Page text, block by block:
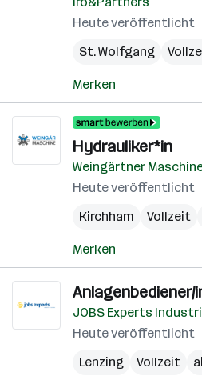
Heute veröffentlicht
St. Wolfgang
Merken
Hydrauliker*in
Weingärtner
Heute veröffentlicht
Kirchham
Vollzeit
Merken
JOBS Experts
Heute veröffentlicht
Lenzing
Vollzeit